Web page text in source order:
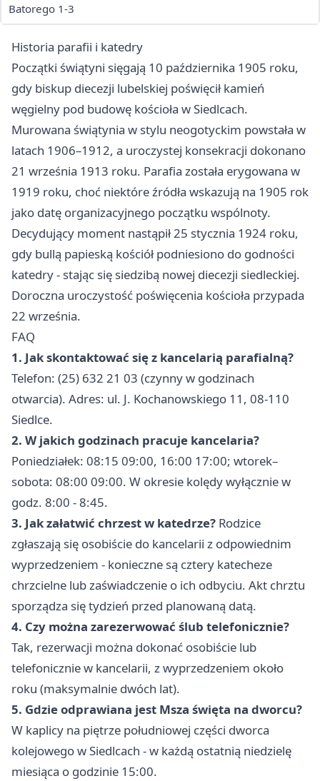
Batorego 1-3
Historia parafii i katedry
Początki świątyni sięgają 10 października 1905 roku,
gdy biskup diecezji lubelskiej poświęcił kamień
węgielny pod budowę kościoła w Siedlcach.
Murowana świątynia w stylu neogotyckim powstała w
latach 1906–1912, a uroczystej konsekracji dokonano
21 września 1913 roku. Parafia została erygowana w
1919 roku, choć niektóre źródła wskazują na 1905 rok
jako datę organizacyjnego początku wspólnoty.
Decydujący moment nastąpił 25 stycznia 1924 roku,
gdy bullą papieską kościół podniesiono do godności
katedry - stając się siedzibą nowej diecezji siedleckiej.
Doroczna uroczystość poświęcenia kościoła przypada
22 września.
FAQ
1. Jak skontaktować się z kancelarią parafialną?
Telefon: (25) 632 21 03 (czynny w godzinach
otwarcia). Adres: ul. J. Kochanowskiego 11, 08-110
Siedlce.
2. W jakich godzinach pracuje kancelaria?
Poniedziałek: 08:15 09:00, 16:00 17:00; wtorek–
sobota: 08:00 09:00. W okresie kolędy wyłącznie w
godz. 8:00 - 8:45.
3. Jak załatwić chrzest w katedrze? Rodzice
zgłaszają się osobiście do kancelarii z odpowiednim
wyprzedzeniem - konieczne są cztery katecheze
chrzcielne lub zaświadczenie o ich odbyciu. Akt chrztu
sporządza się tydzień przed planowaną datą.
4. Czy można zarezerwować ślub telefonicznie?
Tak, rezerwacji można dokonać osobiście lub
telefonicznie w kancelarii, z wyprzedzeniem około
roku (maksymalnie dwóch lat).
5. Gdzie odprawiana jest Msza święta na dworcu?
W kaplicy na piętrze południowej części dworca
kolejowego w Siedlcach - w każdą ostatnią niedzielę
miesiąca o godzinie 15:00.